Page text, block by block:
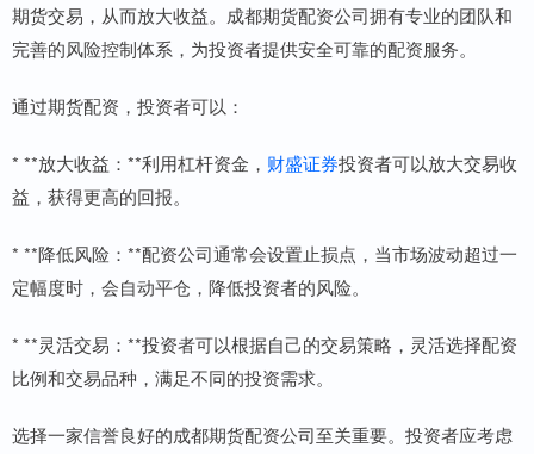
期货交易，从而放大收益。成都期货配资公司拥有专业的团队和
完善的风险控制体系，为投资者提供安全可靠的配资服务。
通过期货配资，投资者可以：
* **放大收益：**利用杠杆资金， 财盛证券投资者可以放大交易收
益，获得更高的回报。
* **降低风险：**配资公司通常会设置止损点，当市场波动超过一
定幅度时，会自动平仓，降低投资者的风险。
* **灵活交易：**投资者可以根据自己的交易策略，灵活选择配资
比例和交易品种，满足不同的投资需求。
选择一家信誉良好的成都期货配资公司至关重要。投资者应考虑